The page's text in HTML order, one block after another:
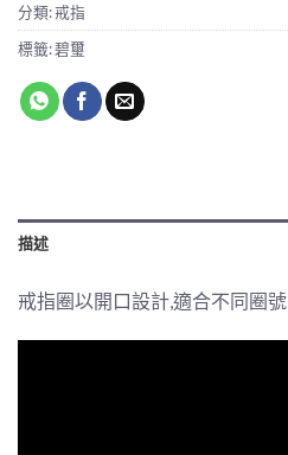
分類:戒指
標籤:碧璽
描述
戒指圈以開口設計,適合不同圈號